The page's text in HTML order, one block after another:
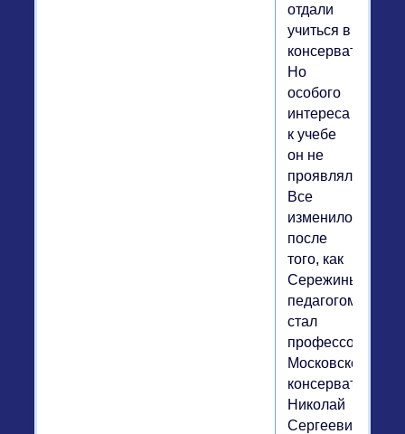
отдали
учиться в
консерваторию.
Но
особого
интереса
к учебе
он не
проявлял.
Все
изменилось
после
того, как
Сережиным
педагогом
стал
профессор
Московской
консерватории
Николай
Сергеевич